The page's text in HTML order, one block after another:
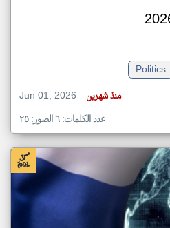
Politics
Jun 01, 2026
منذ شهرين
عدد الكلمات: ٦ الصور: ٢٥